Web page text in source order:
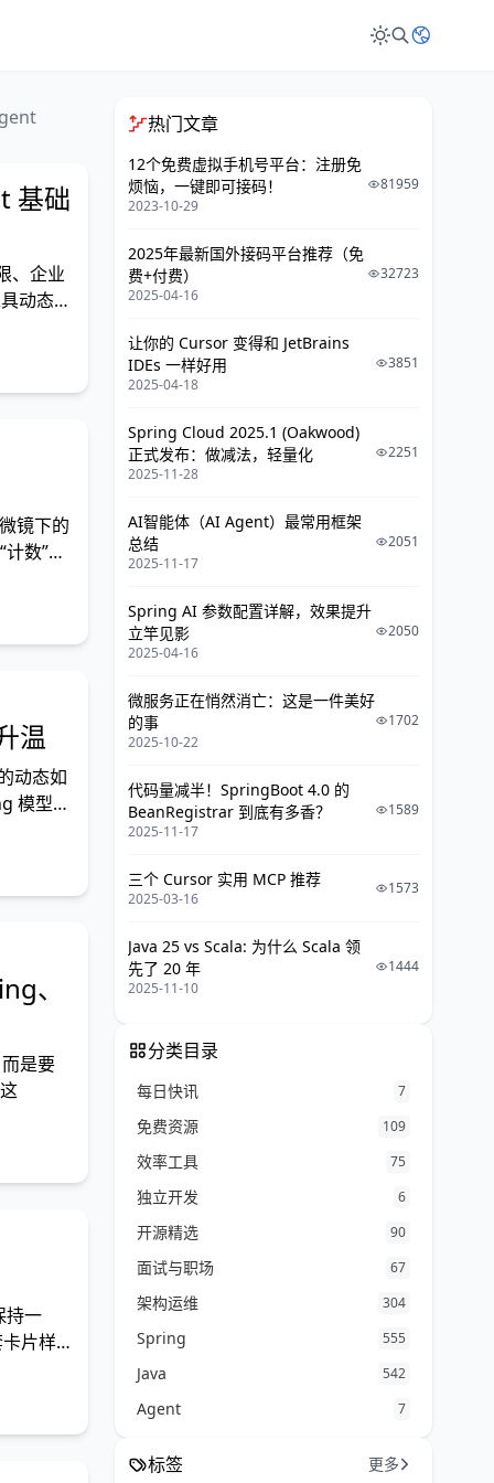
基础
、企业
动态
镜下的
数”。
温
动态如
模型继
、
是要
持一
片样
热门文章
12个免费虚拟手机号平台：注册免
烦恼，一键即可接码！
2023-10-29
81959
2025年最新国外接码平台推荐（免
费+付费）
2025-04-16
32723
让你的 Cursor 变得和 JetBrains
IDEs 一样好用
2025-04-18
3851
Spring Cloud 2025.1 (Oakwood)
正式发布：做减法，轻量化
2025-11-28
2251
AI智能体（AI Agent）最常用框架
总结
2025-11-17
2051
Spring AI 参数配置详解，效果提升
立竿见影
2025-04-16
2050
微服务正在悄然消亡：这是一件美好
的事
2025-10-22
1702
代码量减半！SpringBoot 4.0 的
BeanRegistrar 到底有多香？
2025-11-17
1589
三个 Cursor 实用 MCP 推荐
2025-03-16
1573
Java 25 vs Scala: 为什么 Scala 领
先了 20 年
2025-11-10
1444
分类目录
每日快讯 7
免费资源 109
效率工具 75
独立开发 6
开源精选 90
面试与职场 67
架构运维 304
Spring 555
Java 542
Agent 7
标签 更多